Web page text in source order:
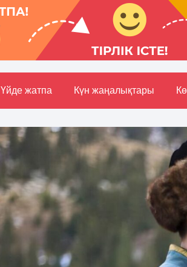
Үйде жатпа Күн жаңалықтары